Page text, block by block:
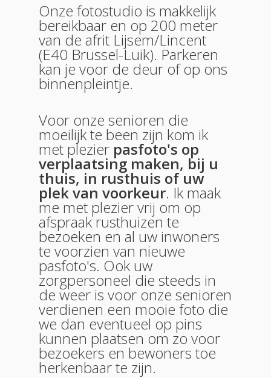
Onze fotostudio is makkelijk
bereikbaar en op 200 meter
van de afrit Lijsem/Lincent
(E40 Brussel-Luik). Parkeren
kan je voor de deur of op ons
binnenpleintje.
Voor onze senioren die
moeilijk te been zijn kom ik
met plezier pasfoto's op
verplaatsing maken, bij u
thuis, in rusthuis of uw
plek van voorkeur. Ik maak
me met plezier vrij om op
afspraak rusthuizen te
bezoeken en al uw inwoners
te voorzien van nieuwe
pasfoto's. Ook uw
zorgpersoneel die steeds in
de weer is voor onze senioren
verdienen een mooie foto die
we dan eventueel op pins
kunnen plaatsen om zo voor
bezoekers en bewoners toe
herkenbaar te zijn.